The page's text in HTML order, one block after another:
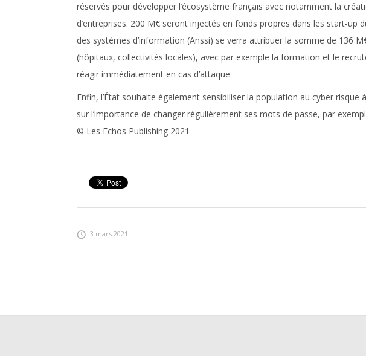
réservés pour développer l’écosystème français avec notamment la
d’entreprises. 200 M€ seront injectés en fonds propres dans les start-up
des systèmes d’information (Anssi) se verra attribuer la somme de 136
(hôpitaux, collectivités locales), avec par exemple la formation et le
réagir immédiatement en cas d’attaque.
Enfin, l’État souhaite également sensibiliser la population au cyber
sur l’importance de changer régulièrement ses mots de passe, par
© Les Echos Publishing 2021
3 mars 2021